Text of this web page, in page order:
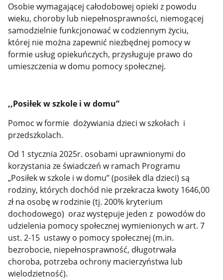
Osobie wymagającej całodobowej opieki z powodu
wieku, choroby lub niepełnosprawności, niemogącej
samodzielnie funkcjonować w codziennym życiu,
której nie można zapewnić niezbędnej pomocy w
formie usług opiekuńczych, przysługuje prawo do
umieszczenia w domu pomocy społecznej.
,,Posiłek w szkole i w domu”
Pomoc w formie dożywiania dzieci w szkołach i
przedszkolach.
Od 1 stycznia 2025r. osobami uprawnionymi do
korzystania ze świadczeń w ramach Programu
„Posiłek w szkole i w domu” (posiłek dla dzieci) są
rodziny, których dochód nie przekracza kwoty 1646,00
zł na osobę w rodzinie (tj. 200% kryterium
dochodowego) oraz występuje jeden z powodów do
udzielenia pomocy społecznej wymienionych w art. 7
ust. 2-15 ustawy o pomocy społecznej (m.in.
bezrobocie, niepełnosprawność, długotrwała
choroba, potrzeba ochrony macierzyństwa lub
wielodzietność).